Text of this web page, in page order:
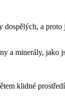
a
a minerály, jako
klidné